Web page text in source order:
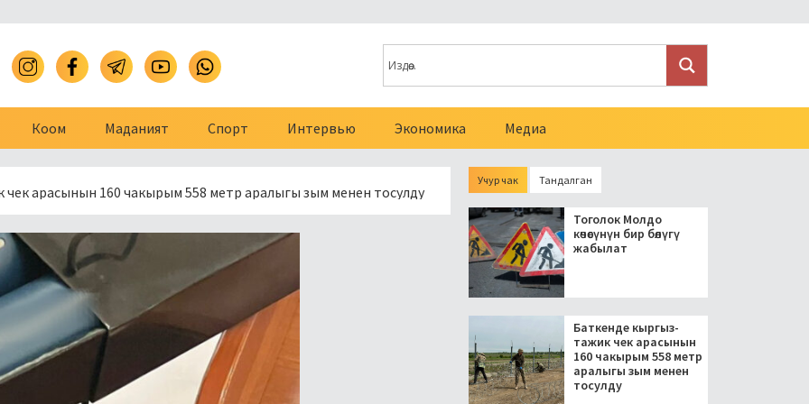
Коом Маданият Спорт Интервью Экономика Медиа
160 чакырым 558 метр аралыгы зым менен тосулду Президент блогерлерди салыктан бошоткон мыйзамга кол
Учур чак Тандалган
Тоголок Молдо
көчөсүнүн бир бөлүгү
жабылат
Баткенде кыргыз-
тажик чек арасынын
160 чакырым 558 метр
аралыгы зым менен
тосулду